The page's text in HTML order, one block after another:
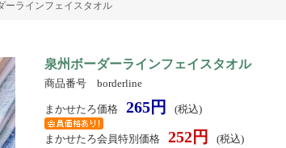
ーラインフェイスタオル
泉州ボーダーラインフェイスタオル
商品番号 borderline
まかせたろ価格 265円 (税込)
まかせたろ会員特別価格 252円
(税込)